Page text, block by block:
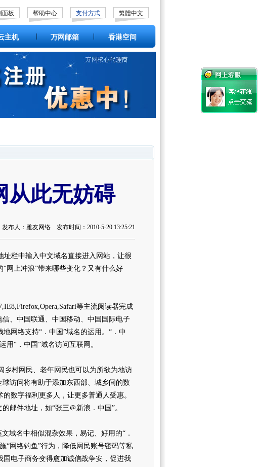
面板 帮助中心 支付方式 繁體中文
主机 万网邮箱 香港空间
从此无妨碍
发布人：雅友网络 发布时间：2010-5-20 13:25:21
址栏中输入中文域名直接进入网站，让很
网上冲浪”带来哪些变化？又有什么好
等主流阅读器完成
、中国联通、中国移动、中国国际电子
网络支持“．中国”域名的运用。“．中
用“．中国”域名访问互联网。
村网民、老年网民也可以为所欲为地访
访问将有助于添加东西部、城乡间的数
数字福利更多人，让更多普通人受惠。
邮件地址，如“张三＠新浪．中国”。
名中相似混杂效果，易记、好用的“．
“网络钓鱼”行为，降低网民账号密码等私
电子商务变得愈加诚信战争安，促进我